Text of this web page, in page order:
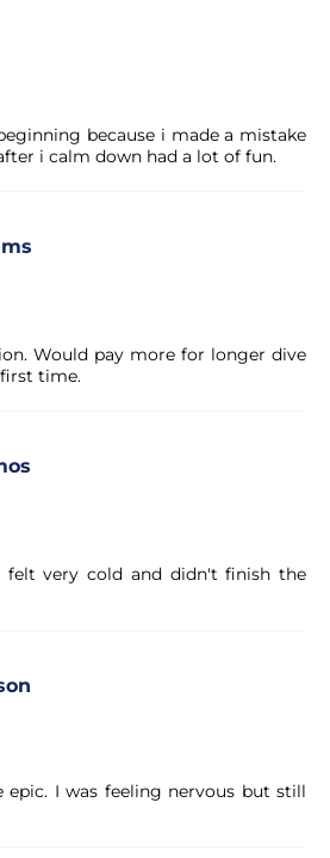
é confirmada
de imediato. O nosso
validação rápida para garantir a
Em poucos momentos,
são processados através de
seguros e encriptados,
dos seus dados pessoais e
because i made a mistake
i calm down had a lot of fun.
Would pay more for longer dive
time.
very cold and didn't finish the
epic. I was feeling nervous but still